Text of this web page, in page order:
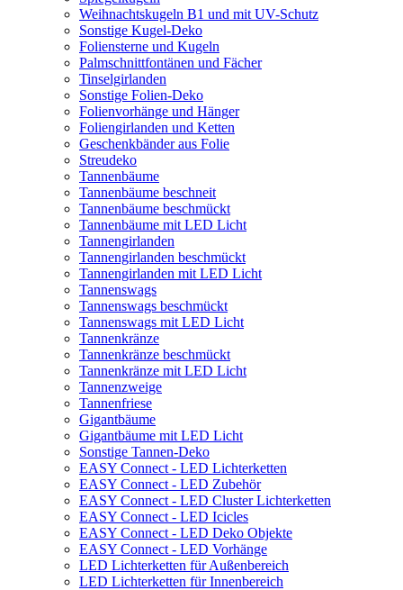
Weihnachtskugeln B1 und mit UV-Schutz
Sonstige Kugel-Deko
Foliensterne und Kugeln
Palmschnittfontänen und Fächer
Tinselgirlanden
Sonstige Folien-Deko
Folienvorhänge und Hänger
Foliengirlanden und Ketten
Geschenkbänder aus Folie
Streudeko
Tannenbäume
Tannenbäume beschneit
Tannenbäume beschmückt
Tannenbäume mit LED Licht
Tannengirlanden
Tannengirlanden beschmückt
Tannengirlanden mit LED Licht
Tannenswags
Tannenswags beschmückt
Tannenswags mit LED Licht
Tannenkränze
Tannenkränze beschmückt
Tannenkränze mit LED Licht
Tannenzweige
Tannenfriese
Gigantbäume
Gigantbäume mit LED Licht
Sonstige Tannen-Deko
EASY Connect - LED Lichterketten
EASY Connect - LED Zubehör
EASY Connect - LED Cluster Lichterketten
EASY Connect - LED Icicles
EASY Connect - LED Deko Objekte
EASY Connect - LED Vorhänge
LED Lichterketten für Außenbereich
LED Lichterketten für Innenbereich